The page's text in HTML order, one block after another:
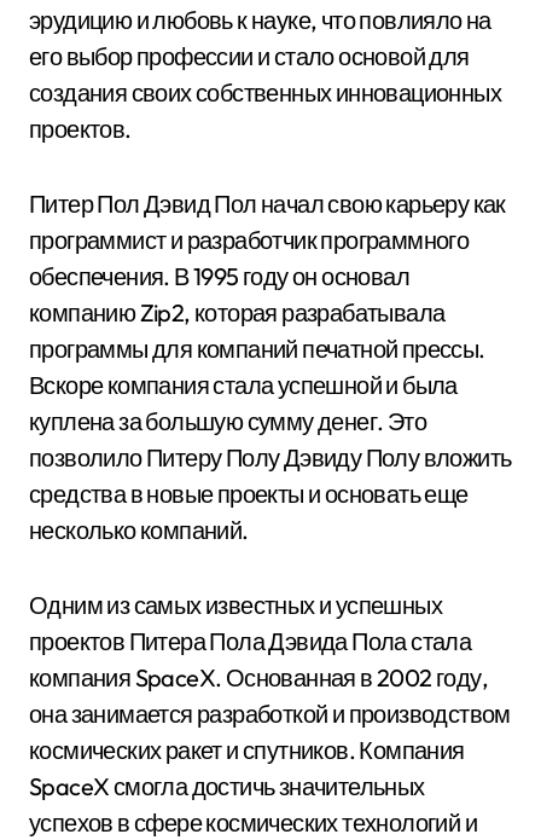
эрудицию и любовь к науке, что повлияло на
его выбор профессии и стало основой для
создания своих собственных инновационных
проектов.
Питер Пол Дэвид Пол начал свою карьеру как
программист и разработчик программного
обеспечения. В 1995 году он основал
компанию Zip2, которая разрабатывала
программы для компаний печатной прессы.
Вскоре компания стала успешной и была
куплена за большую сумму денег. Это
позволило Питеру Полу Дэвиду Полу вложить
средства в новые проекты и основать еще
несколько компаний.
Одним из самых известных и успешных
проектов Питера Пола Дэвида Пола стала
компания SpaceX. Основанная в 2002 году,
она занимается разработкой и производством
космических ракет и спутников. Компания
SpaceX смогла достичь значительных
успехов в сфере космических технологий и